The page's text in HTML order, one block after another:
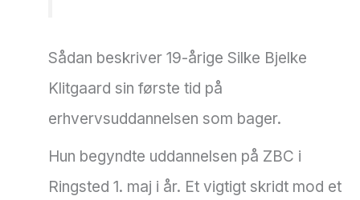
Sådan beskriver 19-årige Silke Bjelke
Klitgaard sin første tid på
erhvervsuddannelsen som bager.
Hun begyndte uddannelsen på ZBC i
Ringsted 1. maj i år. Et vigtigt skridt mod et